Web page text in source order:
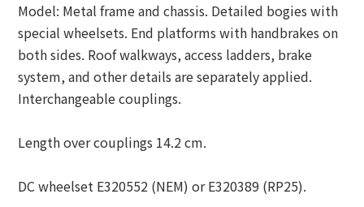
Model: Metal frame and chassis. Detailed bogies with
special wheelsets. End platforms with handbrakes on
both sides. Roof walkways, access ladders, brake
system, and other details are separately applied.
Interchangeable couplings.
Length over couplings 14.2 cm.
DC wheelset E320552 (NEM) or E320389 (RP25).